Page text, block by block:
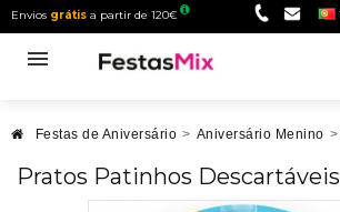
Envios grátis a partir de 120€
Festas de Aniversário > Aniversário Menino >
Pratos Patinhos Descartáveis